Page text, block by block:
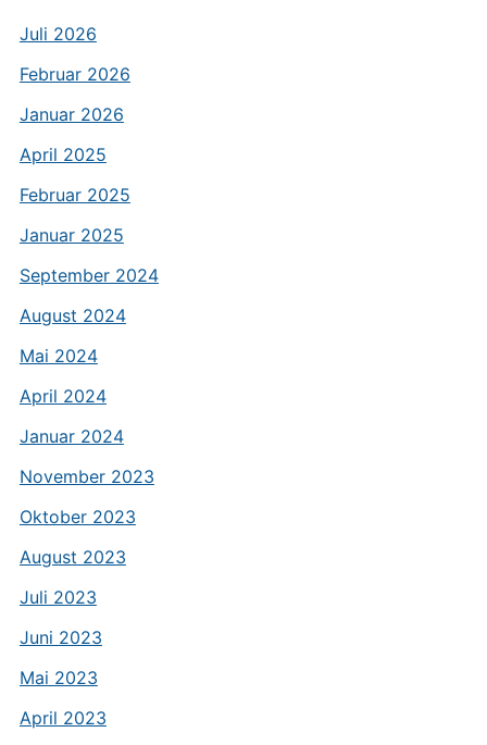
Juli 2026
Februar 2026
Januar 2026
April 2025
Februar 2025
Januar 2025
September 2024
August 2024
Mai 2024
April 2024
Januar 2024
November 2023
Oktober 2023
August 2023
Juli 2023
Juni 2023
Mai 2023
April 2023